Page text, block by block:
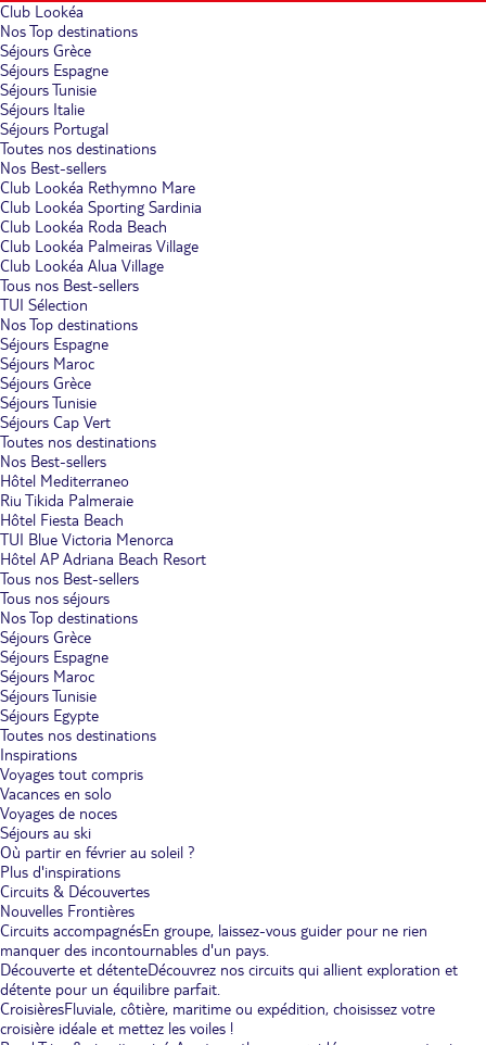
Club Lookéa
Nos Top destinations
Séjours Grèce
Séjours Espagne
Séjours Tunisie
Séjours Italie
Séjours Portugal
Toutes nos destinations
Nos Best-sellers
Club Lookéa Rethymno Mare
Club Lookéa Sporting Sardinia
Club Lookéa Roda Beach
Club Lookéa Palmeiras Village
Club Lookéa Alua Village
Tous nos Best-sellers
TUI Sélection
Nos Top destinations
Séjours Espagne
Séjours Maroc
Séjours Grèce
Séjours Tunisie
Séjours Cap Vert
Toutes nos destinations
Nos Best-sellers
Hôtel Mediterraneo
Riu Tikida Palmeraie
Hôtel Fiesta Beach
TUI Blue Victoria Menorca
Hôtel AP Adriana Beach Resort
Tous nos Best-sellers
Tous nos séjours
Nos Top destinations
Séjours Grèce
Séjours Espagne
Séjours Maroc
Séjours Tunisie
Séjours Egypte
Toutes nos destinations
Inspirations
Voyages tout compris
Vacances en solo
Voyages de noces
Séjours au ski
Où partir en février au soleil ?
Plus d'inspirations
Circuits & Découvertes
Nouvelles Frontières
Circuits accompagnésEn groupe, laissez-vous guider pour ne rien
manquer des incontournables d'un pays.
Découverte et détenteDécouvrez nos circuits qui allient exploration et
détente pour un équilibre parfait.
CroisièresFluviale, côtière, maritime ou expédition, choisissez votre
croisière idéale et mettez les voiles !